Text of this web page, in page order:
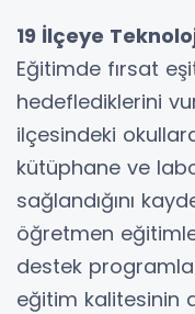
19 İlçeye
Eğitimde fırsat
hedeflediklerini
ilçesindeki
kütüphane ve
sağlandığını
öğretmen
destek
eğitim kalitesinin